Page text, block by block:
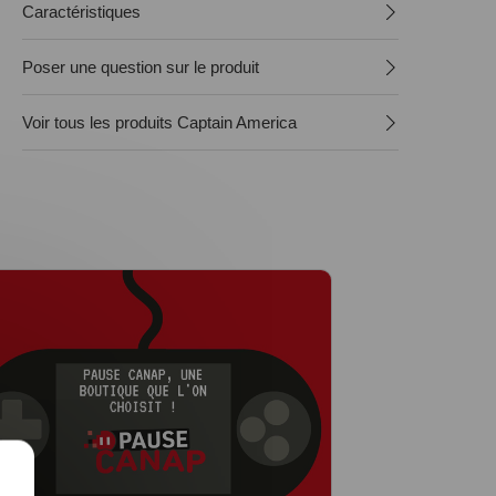
Caractéristiques
Poser une question sur le produit
Voir tous les produits Captain America